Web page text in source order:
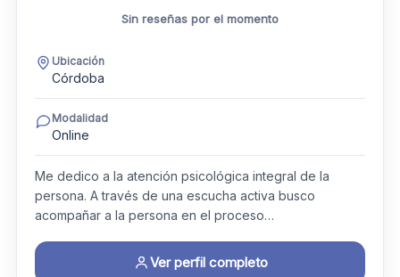
Sin reseñas por el momento
Ubicación
Córdoba
Modalidad
Online
Me dedico a la atención psicológica integral de la
persona. A través de una escucha activa busco
acompañar a la persona en el proceso…
Ver perfil completo